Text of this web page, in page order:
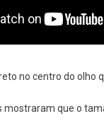
no centro do olho
mostraram que o